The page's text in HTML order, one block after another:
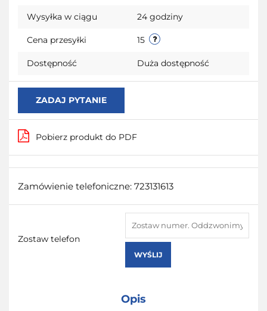
Wysyłka w ciągu 24 godziny
Cena przesyłki 15
Dostępność Duża dostępność
ZADAJ PYTANIE
Pobierz produkt do PDF
Zamówienie telefoniczne: 723131613
Zostaw telefon
WYŚLIJ
Opis